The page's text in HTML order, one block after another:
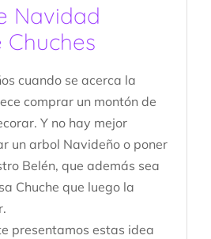
Navidad
Chuches
cuando se acerca la
comprar un montón de
Y no hay mejor
un arbol Navideño o poner
Belén, que además sea
Chuche que luego la
presentamos estas idea